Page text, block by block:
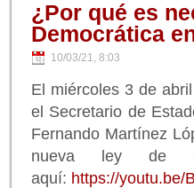
¿Por qué es
Democrática
10/03/21, 8:03
El miércoles 3 de
el Secretario de
Fernando Martínez
nueva ley de
aquí: https://youtu.be/